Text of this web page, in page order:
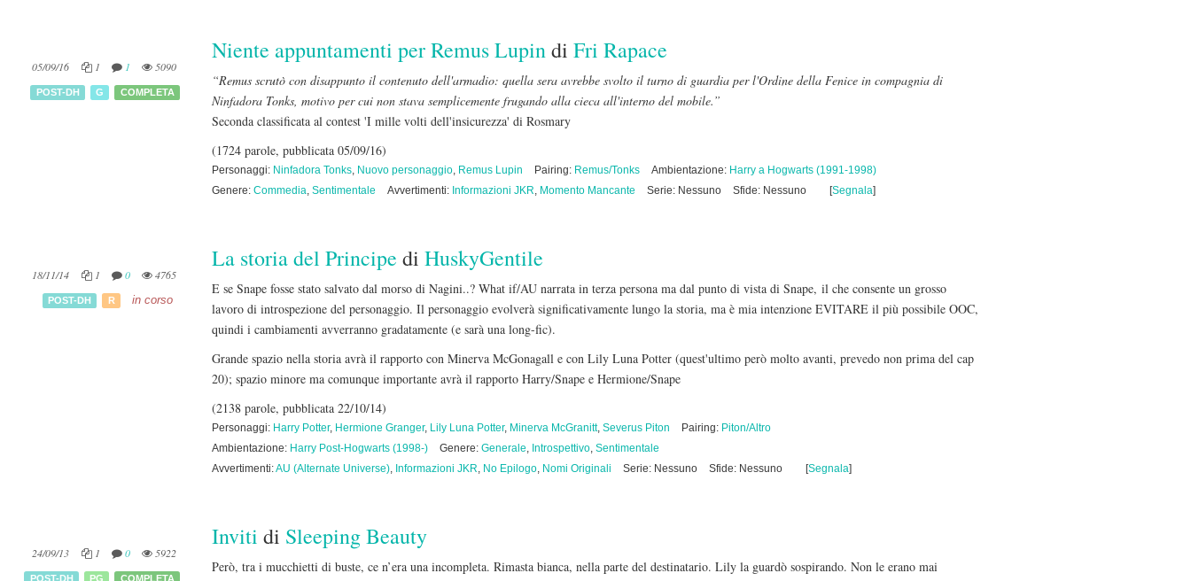
05/09/16 1 1 5090
POST-DH G COMPLETA
Niente appuntamenti per Remus Lupindi Fri Rapace
“Remus scrutò con disappunto il contenuto dell'armadio: quella sera avrebbe svolto il turno di guardia per l'Ordine della Fenice in compagnia di
Ninfadora Tonks, motivo per cui non stava semplicemente frugando alla cieca all'interno del mobile.”
Seconda classificata al contest 'I mille volti dell'insicurezza' di Rosmary
(1724 parole, pubblicata 05/09/16)
Personaggi: Ninfadora Tonks, Nuovo personaggio, Remus Lupin Pairing: Remus/Tonks Ambientazione: Harry a Hogwarts (1991-1998)
Genere: Commedia, Sentimentale Avvertimenti: Informazioni JKR, Momento Mancante Serie: Nessuno Sfide: Nessuno [Segnala]
18/11/14 1 0 4765
POST-DH R in corso
La storia del Principe di HuskyGentile
E se Snape fosse stato salvato dal morso di Nagini..? What if/AU narrata in terza persona ma dal punto di vista di Snape, il che consente un grosso
lavoro di introspezione del personaggio. Il personaggio evolverà significativamente lungo la storia, ma è mia intenzione EVITARE il più possibile OOC,
quindi i cambiamenti avverranno gradatamente (e sarà una long-fic).
Grande spazio nella storia avrà il rapporto con Minerva McGonagall e con Lily Luna Potter (quest'ultimo però molto avanti, prevedo non prima del cap
20); spazio minore ma comunque importante avrà il rapporto Harry/Snape e Hermione/Snape
(2138 parole, pubblicata 22/10/14)
Personaggi: Harry Potter, Hermione Granger, Lily Luna Potter, Minerva McGranitt, Severus Piton Pairing: Piton/Altro
Ambientazione: Harry Post-Hogwarts (1998-) Genere: Generale, Introspettivo, Sentimentale
Avvertimenti:AU (Alternate Universe), Informazioni JKR, No Epilogo, Nomi Originali Serie: Nessuno Sfide: Nessuno [Segnala]
24/09/13 1 0 5922
POST-DH PG COMPLETA
Inviti di Sleeping Beauty
Però, tra i mucchietti di buste, ce n’era una incompleta. Rimasta bianca, nella parte del destinatario. Lily la guardò sospirando. Non le erano mai